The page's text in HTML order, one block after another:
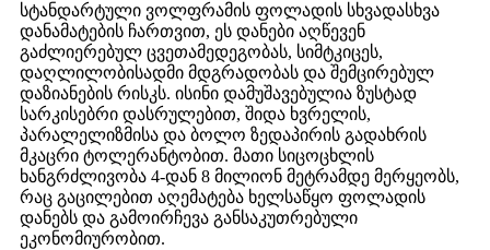
სტანდარტული ვოლფრამის ფოლადის სხვადასხვა
დანამატების ჩართვით, ეს დანები აღწევენ
გაძლიერებულ ცვეთამედეგობას, სიმტკიცეს,
დაღლილობისადმი მდგრადობას და შემცირებულ
დაზიანების რისკს. ისინი დამუშავებულია ზუსტად
სარკისებრი დასრულებით, შიდა ხვრელის,
პარალელიზმისა და ბოლო ზედაპირის გადახრის
მკაცრი ტოლერანტობით. მათი სიცოცხლის
ხანგრძლივობა 4-დან 8 მილიონ მეტრამდე მერყეობს,
რაც გაცილებით აღემატება ხელსაწყო ფოლადის
დანებს და გამოირჩევა განსაკუთრებული
ეკონომიურობით.